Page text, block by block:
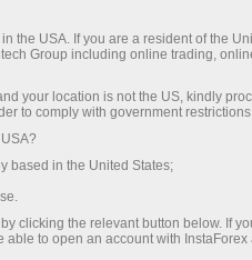
pasaran saham
terkemuka InstaForex,
di hadapan aliran
mengenai idea
the USA. If you are a resident of the
Group including online trading,
your location is not the US, kindly
to comply with government
based in the United States;
clicking the relevant button below. If
to open an account with InstaForex